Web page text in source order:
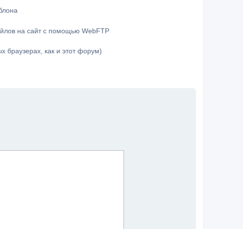
на сайт с помощью WebFTP
браузерах, как и этот форум)